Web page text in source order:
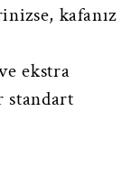
kafanız
ekstra
standart